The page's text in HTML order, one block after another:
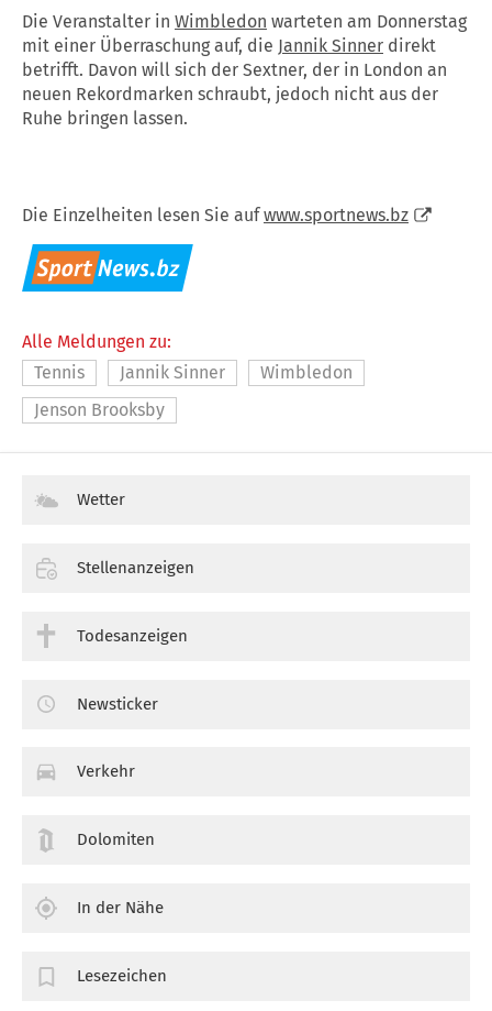
Die Veranstalter in Wimbledon warteten am Donnerstag
mit einer Überraschung auf, die Jannik Sinner direkt
betrifft. Davon will sich der Sextner, der in London an
neuen Rekordmarken schraubt, jedoch nicht aus der
Ruhe bringen lassen.
Die Einzelheiten lesen Sie aufwww.sportnews.bz
Alle Meldungen zu:
Tennis
Jannik Sinner
Wimbledon
Jenson Brooksby
Wetter
Stellenanzeigen
Todesanzeigen
Newsticker
Verkehr
Dolomiten
In der Nähe
Lesezeichen